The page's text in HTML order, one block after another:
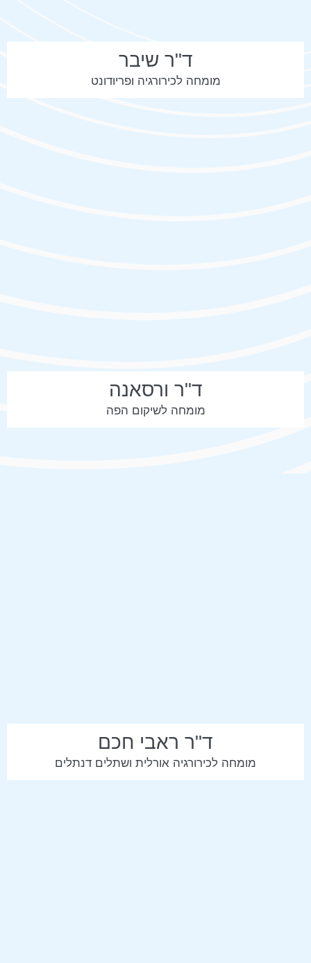
ד"ר שיבר
מומחה לכירורגיה ופריודונט
ד"ר ורסאנה
מומחה לשיקום הפה
ד"ר ראבי חכם
מומחה לכירורגיה אורלית ושתלים דנתלים